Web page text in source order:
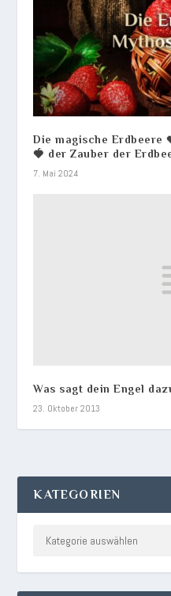
Die magische Erdbeere
🍓 der Zauber der
7. Mai 2024
Was sagt dein Engel
23. Oktober 2013
KATEGORIEN